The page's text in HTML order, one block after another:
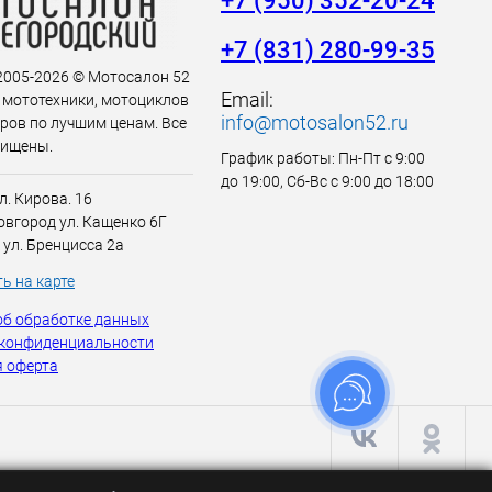
2026 © Мотосалон 52
мотоциклов
по лучшим ценам. Все
Кирова. 16
ул. Кащенко 6Г
Бренцисса 2а
на карте
обработке данных
оферта
+7 (831) 280-99-35
Email:
info@motosalon52.ru
График работы: Пн-Пт с 9:00
до 19:00, Сб-Вс с 9:00 до 18:00